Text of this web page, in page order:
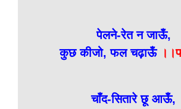
पेलने-रेत न जाऊँ,
कुछ कीजो, फल चढ़ाऊँ
चाँद-सितारे छू आऊँ,